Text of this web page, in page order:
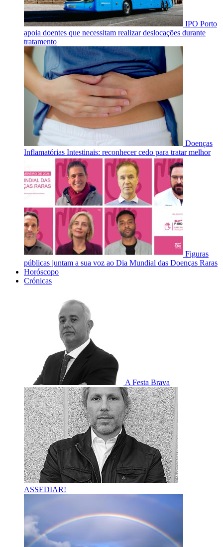
IPO Porto
apoia doentes que necessitam realizar deslocações durante
tratamento
Doenças
Inflamatórias Intestinais: reconhecer cedo para tratar melhor
Figuras
públicas juntam a sua voz ao Dia Mundial das Doenças Raras
Horóscopo
Crónicas
A Festa Brava
ASSEDIAR!